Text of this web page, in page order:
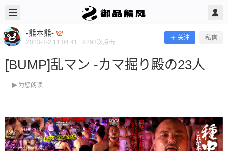
-熊本熊-
2023-3-2 11:04:41 9293次点击
关注 私信
[BUMP]乱マン -カマ掘り殿の23人
为您朗读
-熊本熊- @ 御品熊风 2023/3/02